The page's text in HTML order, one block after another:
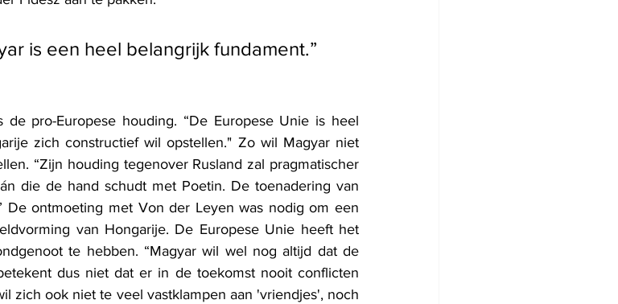
is een heel belangrijk fundament.”
pro-Europese houding. “De Europese Unie is heel
zich constructief wil opstellen." Zo wil Magyar niet
“Zijn houding tegenover Rusland zal pragmatischer
die de hand schudt met Poetin. De toenadering van
De ontmoeting met Von der Leyen was nodig om een
van Hongarije. De Europese Unie heeft het
te hebben. “Magyar wil wel nog altijd dat de
dus niet dat er in de toekomst nooit conflicten
zich ook niet te veel vastklampen aan 'vriendjes', noch